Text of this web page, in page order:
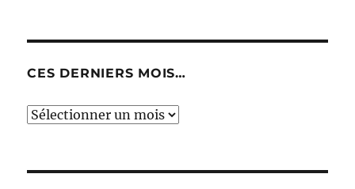
CES DERNIERS MOIS…
Ces